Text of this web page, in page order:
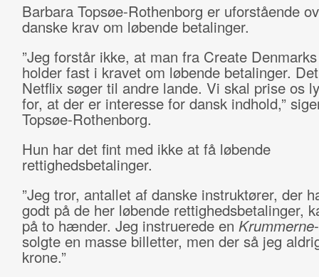
Barbara Topsøe-Rothenborg er uforstående
danske krav om løbende betalinger.
”Jeg forstår ikke, at man fra Create
holder fast i kravet om løbende betalinger.
Netflix søger til andre lande. Vi skal prise os
for, at der er interesse for dansk indhold,”
Topsøe-Rothenborg.
Hun har det fint med ikke at få løbende
rettighedsbetalinger.
”Jeg tror, antallet af danske instruktører, der
godt på de her løbende rettighedsbetalinger,
på to hænder. Jeg instruerede en Krummerne
solgte en masse billetter, men der så jeg
krone.”